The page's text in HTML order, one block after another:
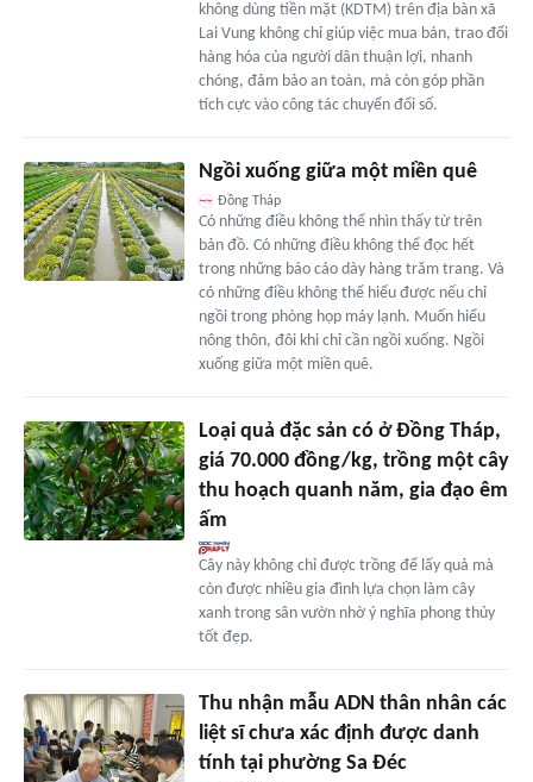
không dùng tiền mặt (KDTM) trên địa bàn xã
Lai Vung không chỉ giúp việc mua bán, trao đổi
hàng hóa của người dân thuận lợi, nhanh
chóng, đảm bảo an toàn, mà còn góp phần
tích cực vào công tác chuyển đổi số.
Ngồi xuống giữa một miền quê
Đồng Tháp
Có những điều không thể nhìn thấy từ trên
bản đồ. Có những điều không thể đọc hết
trong những báo cáo dày hàng trăm trang. Và
có những điều không thể hiểu được nếu chỉ
ngồi trong phòng họp máy lạnh. Muốn hiểu
nông thôn, đôi khi chỉ cần ngồi xuống. Ngồi
xuống giữa một miền quê.
Loại quả đặc sản có ở Đồng Tháp,
giá 70.000 đồng/kg, trồng một cây
thu hoạch quanh năm, gia đạo êm
ấm
Cây này không chỉ được trồng để lấy quả mà
còn được nhiều gia đình lựa chọn làm cây
xanh trong sân vườn nhờ ý nghĩa phong thủy
tốt đẹp.
Thu nhận mẫu ADN thân nhân các
liệt sĩ chưa xác định được danh
tính tại phường Sa Đéc